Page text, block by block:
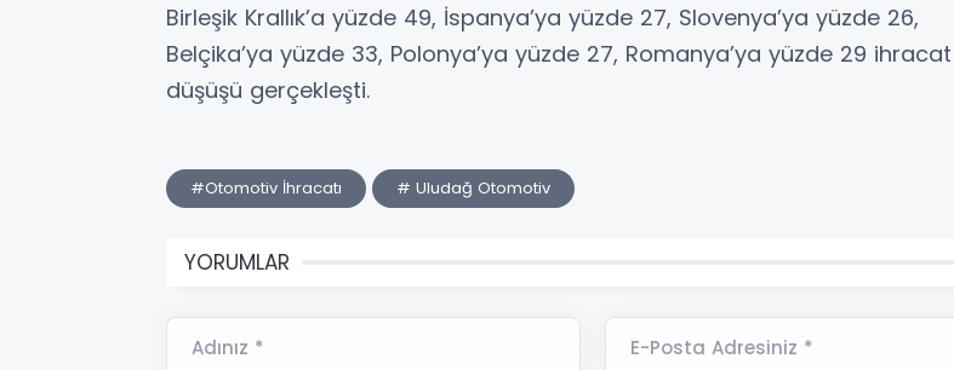
Birleşik Krallık’a yüzde 49, İspanya’ya yüzde 27, Slovenya’ya yüzde 26,
Belçika’ya yüzde 33, Polonya’ya yüzde 27, Romanya’ya yüzde 29 ihracat
düşüşü gerçekleşti.
#Otomotiv İhracatı # Uludağ Otomotiv
YORUMLAR
Adınız * E-Posta Adresiniz *